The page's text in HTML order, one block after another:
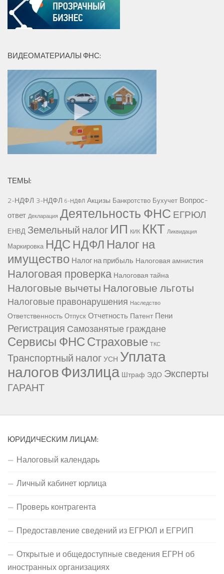
ВИДЕОМАТЕРИАЛЫ ФНС:
ТЕМЫ:
2-НДФЛ 3-НДФЛ 6-НДФЛ Акцизы Банкротство Бухучет Вопрос-
ответ Декларация Деятельность ФНС ЕГРЮЛ
ЕНВД Земельный налог ИП КИК ККТ Ликвидация
Маркировка НДС НДФЛ Налог на
имущество Налог на прибыль Налоговая амнистия
Налоговая проверка Налоговая тайна
Налоговые вычетыНалоговые льготы
Налоговые правонарушения Наследство
Ответственность Отпуск Отчетность Патент Пени
Регистрация Самозанятые граждане
Сервисы ФНССтраховые ТКС
Транспортный налогУСН Уплата
налоговФизлица Штраф ЭДО Эксперты
ГАРАНТ
ЮРИДИЧЕСКИМ ЛИЦАМ:
Налоговый календарь
Личный кабинет юрлица
Проверь контрагента
Предоставление сведений из ЕГРЮЛ и ЕГРИП
Открытые и общедоступные сведения ЕГРН об
иностранных организациях